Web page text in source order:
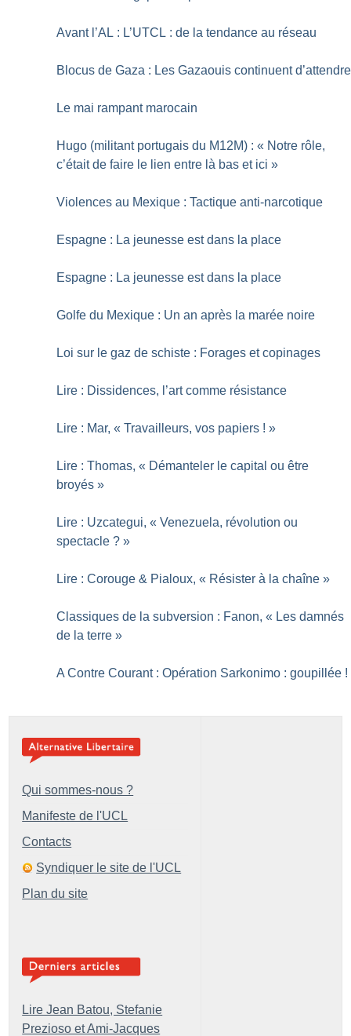
Avant l’AL : L’UTCL : de la tendance au réseau
Blocus de Gaza : Les Gazaouis continuent d’attendre
Le mai rampant marocain
Hugo (militant portugais du M12M) : « Notre rôle,
c’était de faire le lien entre là bas et ici »
Violences au Mexique : Tactique anti-narcotique
Espagne : La jeunesse est dans la place
Espagne : La jeunesse est dans la place
Golfe du Mexique : Un an après la marée noire
Loi sur le gaz de schiste : Forages et copinages
Lire : Dissidences, l’art comme résistance
Lire : Mar, « Travailleurs, vos papiers ! »
Lire : Thomas, « Démanteler le capital ou être
broyés »
Lire : Uzcategui, « Venezuela, révolution ou
spectacle ? »
Lire : Corouge & Pialoux, « Résister à la chaîne »
Classiques de la subversion : Fanon, « Les damnés
de la terre »
A Contre Courant : Opération Sarkonimo : goupillée !
Qui sommes-nous ?
Manifeste de l'UCL
Contacts
Syndiquer le site de l'UCL
Plan du site
Lire Jean Batou, Stefanie
Prezioso et Ami-Jacques